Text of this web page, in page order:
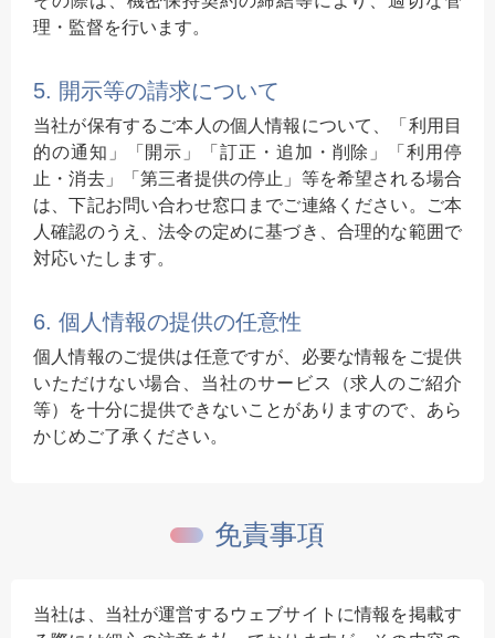
理・監督を行います。
5. 開示等の請求について
当社が保有するご本人の個人情報について、「利用目
的の通知」「開示」「訂正・追加・削除」「利用停
止・消去」「第三者提供の停止」等を希望される場合
は、下記お問い合わせ窓口までご連絡ください。ご本
人確認のうえ、法令の定めに基づき、合理的な範囲で
対応いたします。
6. 個人情報の提供の任意性
個人情報のご提供は任意ですが、必要な情報をご提供
いただけない場合、当社のサービス（求人のご紹介
等）を十分に提供できないことがありますので、あら
かじめご了承ください。
免責事項
当社は、当社が運営するウェブサイトに情報を掲載す